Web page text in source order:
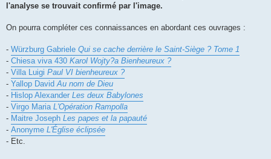
l'analyse se trouvait confirmé par l'image.
On pourra compléter ces connaissances en abordant ces ouvrages :
- Würzburg Gabriele Qui se cache derrière le Saint-Siège ? Tome 1
- Chiesa viva 430 Karol Wojty?a Bienheureux ?
- Villa Luigi Paul VI bienheureux ?
- Yallop David Au nom de Dieu
- Hislop Alexander Les deux Babylones
- Virgo Maria L'Opération Rampolla
- Maitre Joseph Les papes et la papauté
- Anonyme L'Église éclipsée
- Etc.